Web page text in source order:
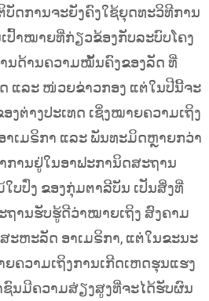
ດການຈະຍັງຄົງໃຊ້ຍຸດທະວິທີການ
ປົ້າໝາຍທີ່ກ່ຽວຂ້ອງກັບລະບົບໂຄງ
ນດ້ານຄວາມໝັ້ນຄົງຂອງລັດ ທີ່
ແລະ ໜ່ວຍຂ່າວກອງ ແຕ່ໃນປີນີ້ຈະ
ງຕ່າງປະເທດ ເຊິ່ງໝາຍຄວາມເຖິງ
ເມຣິກາ ແລະ ພັນທະມິດຫຼາຍກວ່າ
ການຢູ່ໃນອາຟະການິດສະຖານ
ບປົ່ງ ຂອງກຸ່ມຕາລີບັນ ເປັນສິ່ງທີ່
ຖານຮັບຮູ້ດີວ່າໝາຍເຖິງ ສົງຄາມ
ະຫະລັດ ອາເມຣິກາ, ແຕ່ໃນຂະນະ
ຄວາມເຖິງການເກີດເຫດຮຸນແຮງ
ຊົນມີຄວາມສ່ຽງສູງທີ່ຈະໄດ້ຮັບຜົນ